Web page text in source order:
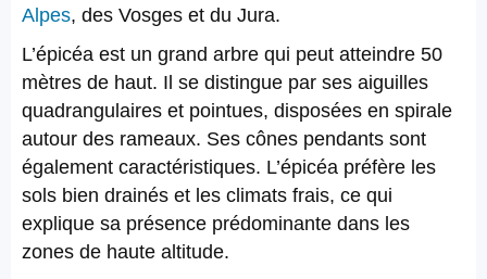
Alpes, des Vosges et du Jura.
L’épicéa est un grand arbre qui peut atteindre 50
mètres de haut. Il se distingue par ses aiguilles
quadrangulaires et pointues, disposées en spirale
autour des rameaux. Ses cônes pendants sont
également caractéristiques. L’épicéa préfère les
sols bien drainés et les climats frais, ce qui
explique sa présence prédominante dans les
zones de haute altitude.